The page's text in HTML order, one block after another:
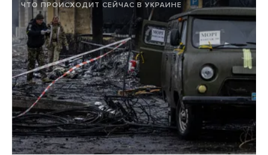
ЧТО ПРОИСХОДИТ СЕЙЧАС В УКРАИНЕ